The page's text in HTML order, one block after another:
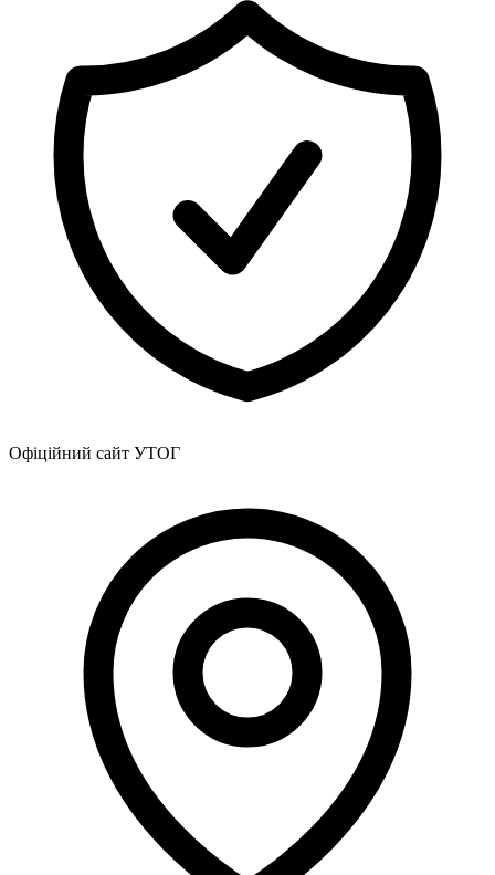
Безбар'єрність для глухих
Вінницька область
Волинська область
Житомирська область
Закарпатська область
Запорізька область
Івано-Франківська область
Кіровоградська область
Львівська область
Миколаївська область
Одеська область
Сумська область
Харківська область
Херсонська область
Хмельницька область
Черкаська область
Чернівецька область
Чернігівська область
Особи відповідальні за контактування з
питань укладення договорів
Вивчаємо жестову мову
Дитяча сторінка
Новини про жестову мову
Ресурс для вивчення жестових мов різних країн
ЦУЖМ
Проєкт "Жестова мова для поліцейських"
Про шахрайські схеми
Офіційний сайт УТОГ